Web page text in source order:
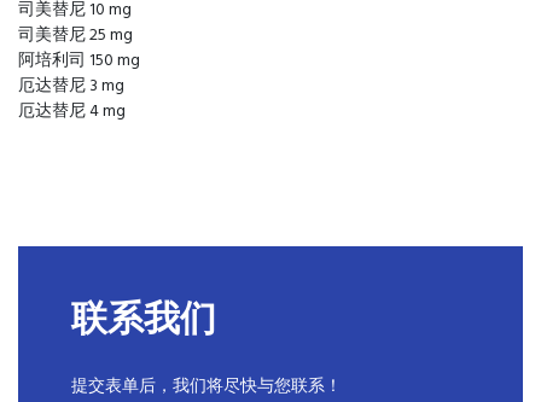
司美替尼 10 mg
司美替尼 25 mg
阿培利司 150 mg
厄达替尼 3 mg
厄达替尼 4 mg
联系我们
提交表单后，我们将尽快与您联系！